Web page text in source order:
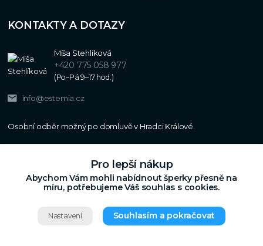
KONTAKTY A DOTAZY
Míša Stehlíková
+420 775 058 977
(Po–Pá 9–17 hod.)
info@estemia.cz
Pro lepší nákup
Abychom Vám mohli nabídnout šperky přesně na
míru, potřebujeme Váš souhlas s cookies.
Nastavení Souhlasím a pokračovat